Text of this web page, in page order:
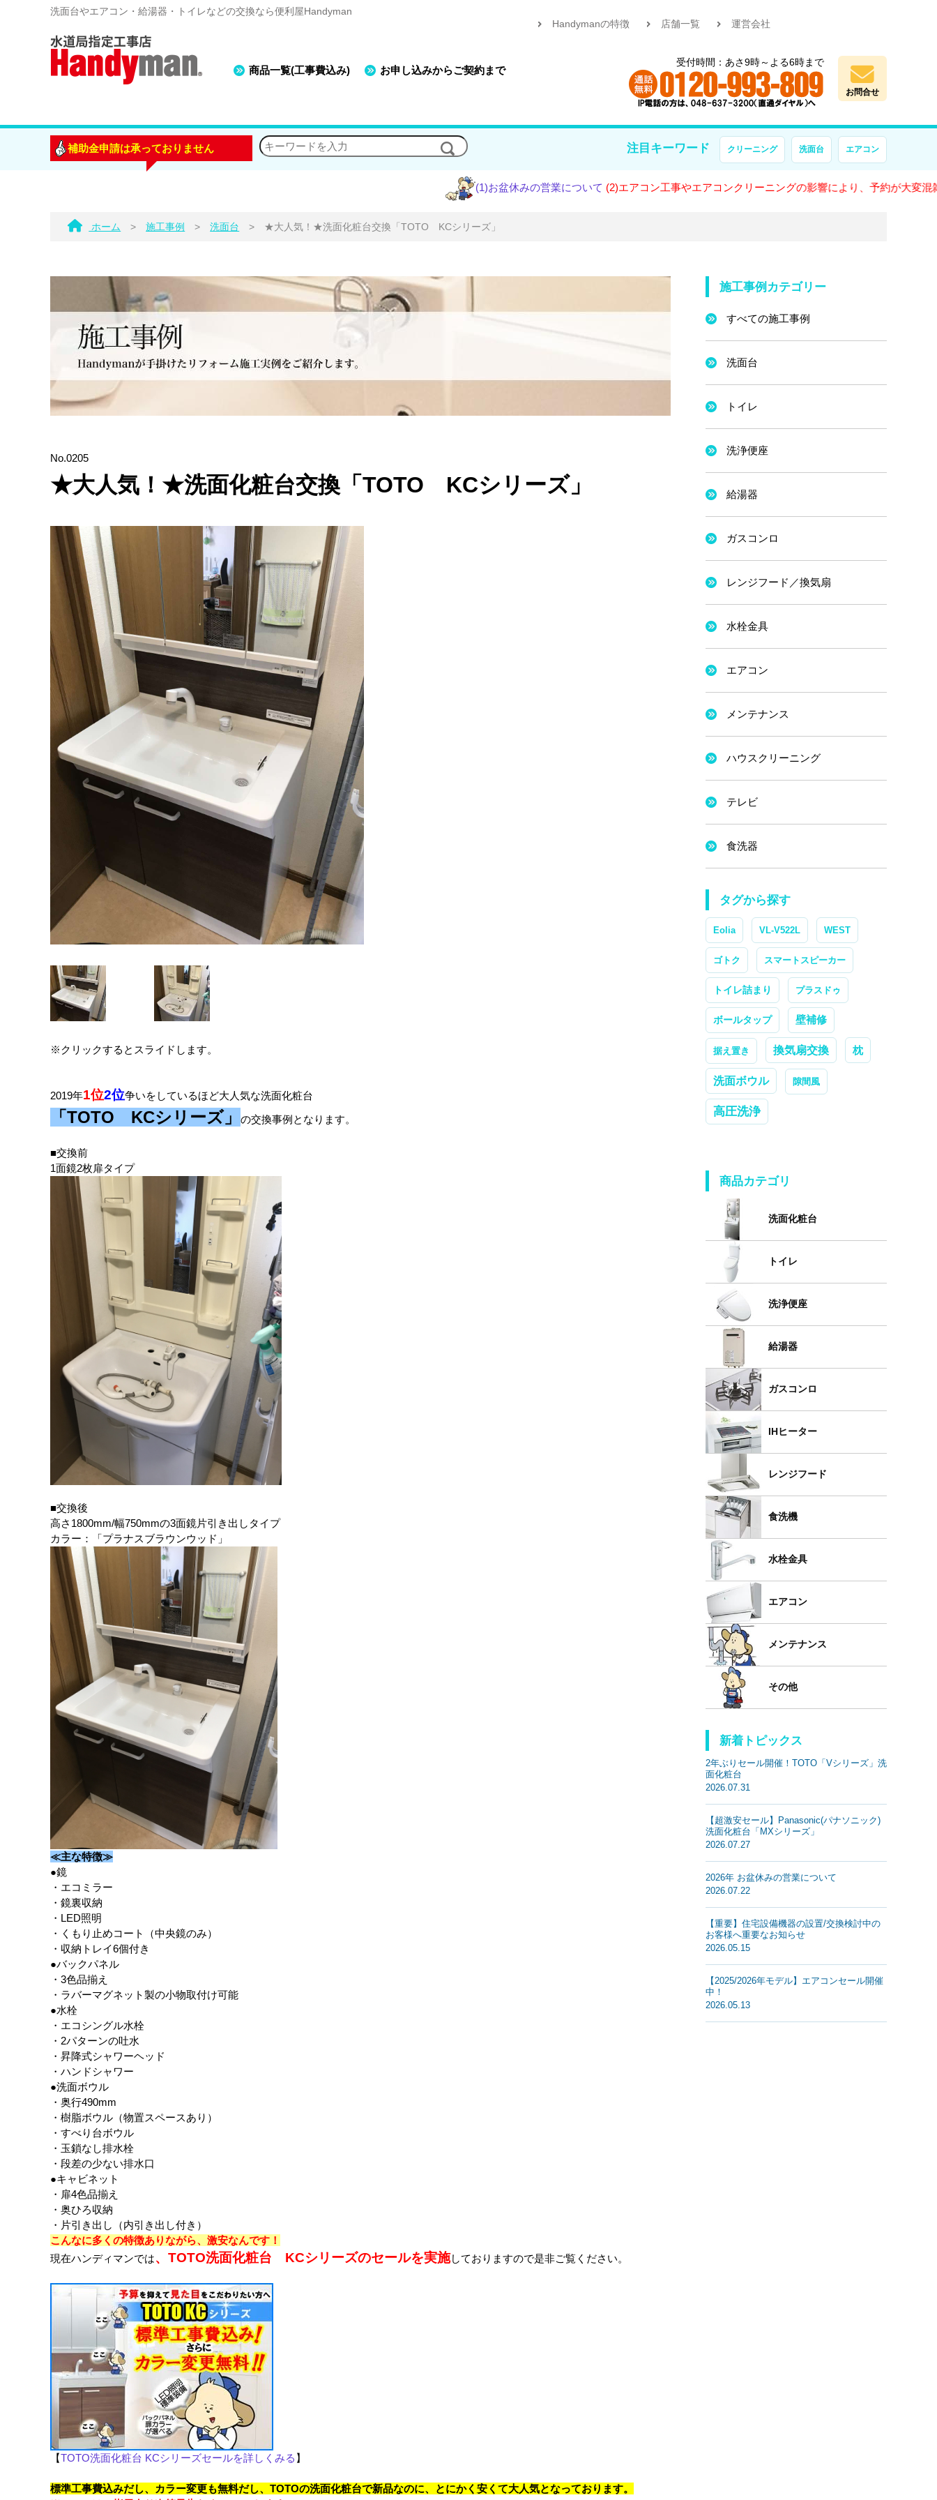
洗面台やエアコン・給湯器・トイレなどの交換なら便利屋Handyman
商品一覧(工事費込み) お申し込みからご契約まで
Handymanの特徴 店舗一覧 運営会社
受付時間：あさ9時～よる6時まで
お問合せ
補助金申請は承っておりません 注目キーワード クリーニング 洗面台 エアコン
(1)お盆休みの営業について(2)エアコン工事やエアコンクリーニングの影響により、予約が大変混雑しており
ホーム > 施工事例 > 洗面台 > ★大人気！★洗面化粧台交換「TOTO KCシリーズ」
No.0205
★大人気！★洗面化粧台交換「TOTO KCシリーズ」
※クリックするとスライドします。
2019年1位2位争いをしているほど大人気な洗面化粧台
「TOTO KCシリーズ」 の交換事例となります。
■交換前
1面鏡2枚扉タイプ
■交換後
高さ1800mm/幅750mmの3面鏡片引き出しタイプ
カラー：「プラナスブラウンウッド」
≪主な特徴≫
●鏡
・エコミラー
・鏡裏収納
・LED照明
・くもり止めコート（中央鏡のみ）
・収納トレイ6個付き
●バックパネル
・3色品揃え
・ラバーマグネット製の小物取付け可能
●水栓
・エコシングル水栓
・2パターンの吐水
・昇降式シャワーヘッド
・ハンドシャワー
●洗面ボウル
・奥行490mm
・樹脂ボウル（物置スペースあり）
・すべり台ボウル
・玉鎖なし排水栓
・段差の少ない排水口
●キャビネット
・扉4色品揃え
・奥ひろ収納
・片引き出し（内引き出し付き）
こんなに多くの特徴ありながら、激安なんです！
現在ハンディマンでは、TOTO洗面化粧台 KCシリーズのセールを実施しておりますので是非ご覧ください。
【TOTO洗面化粧台 KCシリーズセールを詳しくみる 】
標準工事費込みだし、カラー変更も無料だし、TOTOの洗面化粧台で新品なのに、とにかく安くて大人気となっております。
施工事例カテゴリー
すべての施工事例
洗面台
トイレ
洗浄便座
給湯器
ガスコンロ
レンジフード／換気扇
水栓金具
エアコン
メンテナンス
ハウスクリーニング
テレビ
食洗器
タグから探す
Eolia VL-V522L WEST
ゴトク スマートスピーカー
トイレ詰まり プラスドゥ
ボールタップ 壁補修
据え置き 換気扇交換 枕
洗面ボウル 隙間風
高圧洗浄
商品カテゴリ
洗面化粧台
トイレ
洗浄便座
給湯器
ガスコンロ
IHヒーター
レンジフード
食洗機
水栓金具
エアコン
メンテナンス
その他
新着トピックス
2年ぶりセール開催！TOTO「Vシリーズ」洗
面化粧台
2026.07.31
【超激安セール】Panasonic(パナソニック)
洗面化粧台「MXシリーズ」
2026.07.27
2026年 お盆休みの営業について
2026.07.22
【重要】住宅設備機器の設置/交換検討中の
お客様へ重要なお知らせ
2026.05.15
【2025/2026年モデル】エアコンセール開催
中！
2026.05.13